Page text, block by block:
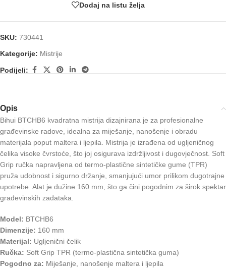
Dodaj na listu želja
SKU: 730441
Kategorije: Mistrije
Podijeli:
Opis
Bihui BTCHB6 kvadratna mistrija dizajnirana je za profesionalne
građevinske radove, idealna za miješanje, nanošenje i obradu
materijala poput maltera i ljepila. Mistrija je izrađena od ugljeničnog
čelika visoke čvrstoće, što joj osigurava izdržljivost i dugovječnost. Soft
Grip ručka napravljena od termo-plastične sintetičke gume (TPR)
pruža udobnost i sigurno držanje, smanjujući umor prilikom dugotrajne
upotrebe. Alat je dužine 160 mm, što ga čini pogodnim za širok spektar
građevinskih zadataka.
Model: BTCHB6
Dimenzije: 160 mm
Materijal: Ugljenični čelik
Ručka: Soft Grip TPR (termo-plastična sintetička guma)
Pogodno za: Miješanje, nanošenje maltera i ljepila